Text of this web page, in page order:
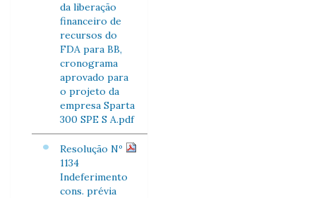
da liberação
financeiro de
recursos do
FDA para BB,
cronograma
aprovado para
o projeto da
empresa Sparta
300 SPE S A.pdf
Resolução Nº
1134
Indeferimento
cons. prévia